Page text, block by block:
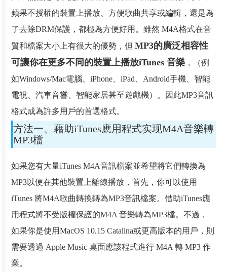
蘋果不授權的裝置上播放、方便歌曲共享或編輯，還是為
了去除DRM保護，都極為方便好用。雖然 M4A格式在音
質和檔案大小上有很大的優勢，但MP3的廣泛相容性
可讓你在更多不同的裝置上播放iTunes 音樂 ，（例
如Windows/Mac電腦、iPhone、iPad、Android手機、智能
電視、汽車音響、智能家居甚至遊戲機）。因此MP3音訊
格式成為許多用戶的首選格式。
方法一、藉助iTunes應用程式实现M4A音樂轉
MP3檔
如果您有大量iTunes M4A音訊檔案並希望將它們轉換為
MP3以便在其他裝置上離線播放，首先，你可以使用
iTunes 將M4A歌曲轉換轉為MP3音訊檔案。借助iTunes應
用程式將不受版權保護的M4A 音樂轉為MP3檔。不過，
如果你是使用MacOS 10.15 Catalina或更高版本的用戶，則
需要透過 Apple Music 桌面應該程式進行 M4A 轉 MP3 作
業。